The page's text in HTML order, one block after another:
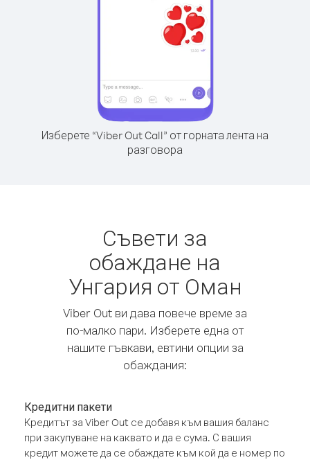
Изберете “Viber Out Call” от горната лента на
разговора
Съвети за
обаждане на
Унгария от Оман
Viber Out ви дава повече време за
по-малко пари. Изберете една от
нашите гъвкави, евтини опции за
обаждания:
Кредитни пакети
Кредитът за Viber Out се добавя към вашия баланс
при закупуване на каквато и да е сума. С вашия
кредит можете да се обаждате към кой да е номер по